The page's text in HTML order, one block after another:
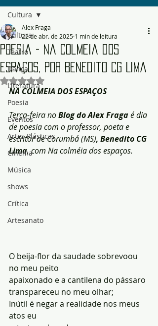
Cultura
Teatro
Dança
Literatura
Poesia
Eventos
Artes Plásticas
Cinema
Música
shows
Crítica
Artesanato
Cultura
Poesia - Na Colmeia dos
Espaços, por Benedito CG Lima
Alex Fraga
22 de abr. de 2025 1 min de leitura
Avaliado com NaN de 5 estrelas.
NA COLMEIA DOS ESPAÇOS
Terça-feira no Blog do Alex Fraga é dia
de poesia com o professor, poeta e
escritor de Corumbá (MS), Benedito CG
Lima, com Na colméia dos espaços.
O beija-flor da saudade sobrevoou
no meu peito
apaixonado e a cantilena do pássaro
transpareceu no meu olhar;
Inútil é negar a realidade nos meus
atos eu